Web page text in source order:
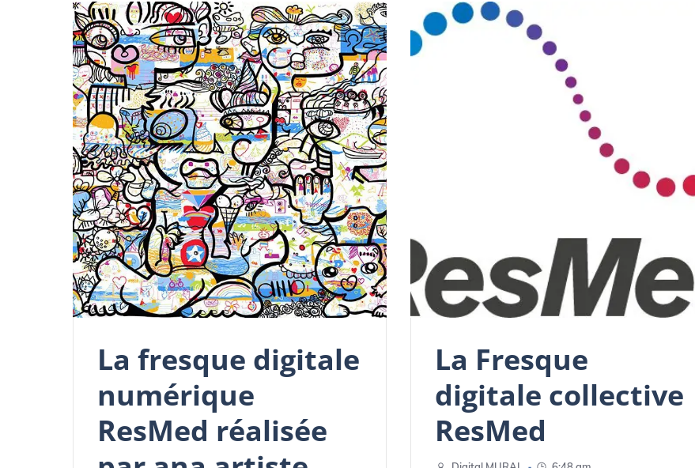
La fresque digitale
numérique
ResMed réalisée
La Fresque
digitale collective
ResMed